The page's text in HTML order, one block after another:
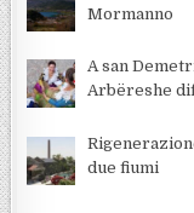
Mormanno
A san
Arbëreshe
due fiumi